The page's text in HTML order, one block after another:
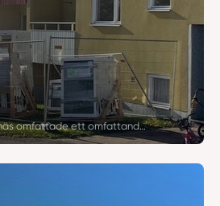
Projektet för SBB i Korsnäs omfattade ett omfattande fönsterbyte med totalt 493 utbytta fönster. Genom noggrann installation säkerställdes optimal passform, förbättrad isolering och ökad energieffektivitet. Resultatet är en funktionellt och estetiskt uppgraderad byggnad med långsiktig hållbarhet.